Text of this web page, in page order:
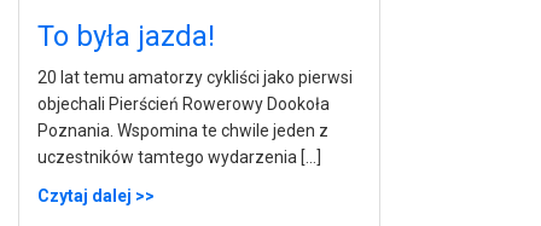
To była jazda!
20 lat temu amatorzy cykliści jako pierwsi
objechali Pierścień Rowerowy Dookoła
Poznania. Wspomina te chwile jeden z
uczestników tamtego wydarzenia […]
Czytaj dalej >>